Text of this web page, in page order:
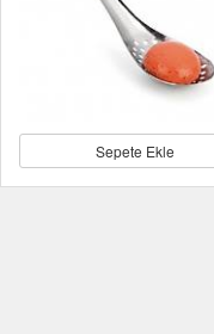
Sepete Ekle